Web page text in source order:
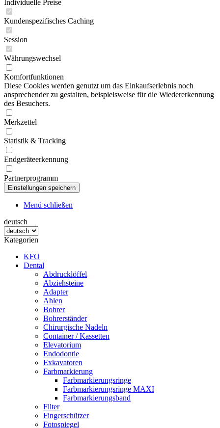
Individuelle Preise
Kundenspezifisches Caching
Session
Währungswechsel
Komfortfunktionen
Diese Cookies werden genutzt um das Einkaufserlebnis noch
ansprechender zu gestalten, beispielsweise für die Wiedererkennung
des Besuchers.
Merkzettel
Statistik & Tracking
Endgeräteerkennung
Partnerprogramm
Menü schließen
deutsch
Kategorien
KFO
Dental
Abdrucklöffel
Abziehsteine
Adapter
Ahlen
Bohrer
Bohrerständer
Chirurgische Nadeln
Container / Kassetten
Elevatorium
Endodontie
Exkavatoren
Farbmarkierung
Farbmarkierungsringe
Farbmarkierungsringe MAXI
Farbmarkierungsband
Filter
Fingerschützer
Fotospiegel